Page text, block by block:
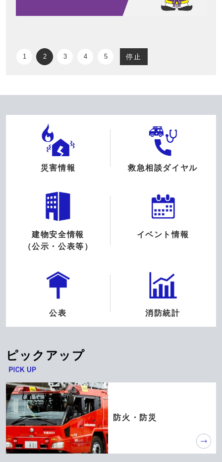
1 2 3 4 5 停止
災害情報 救急相談ダイヤル
建物安全情報
（公示・公表等）
イベント情報
公表 消防統計
ピックアップ
防火・防災